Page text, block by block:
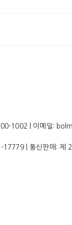
1002 | 이메일:
17779| 통신판매: 제